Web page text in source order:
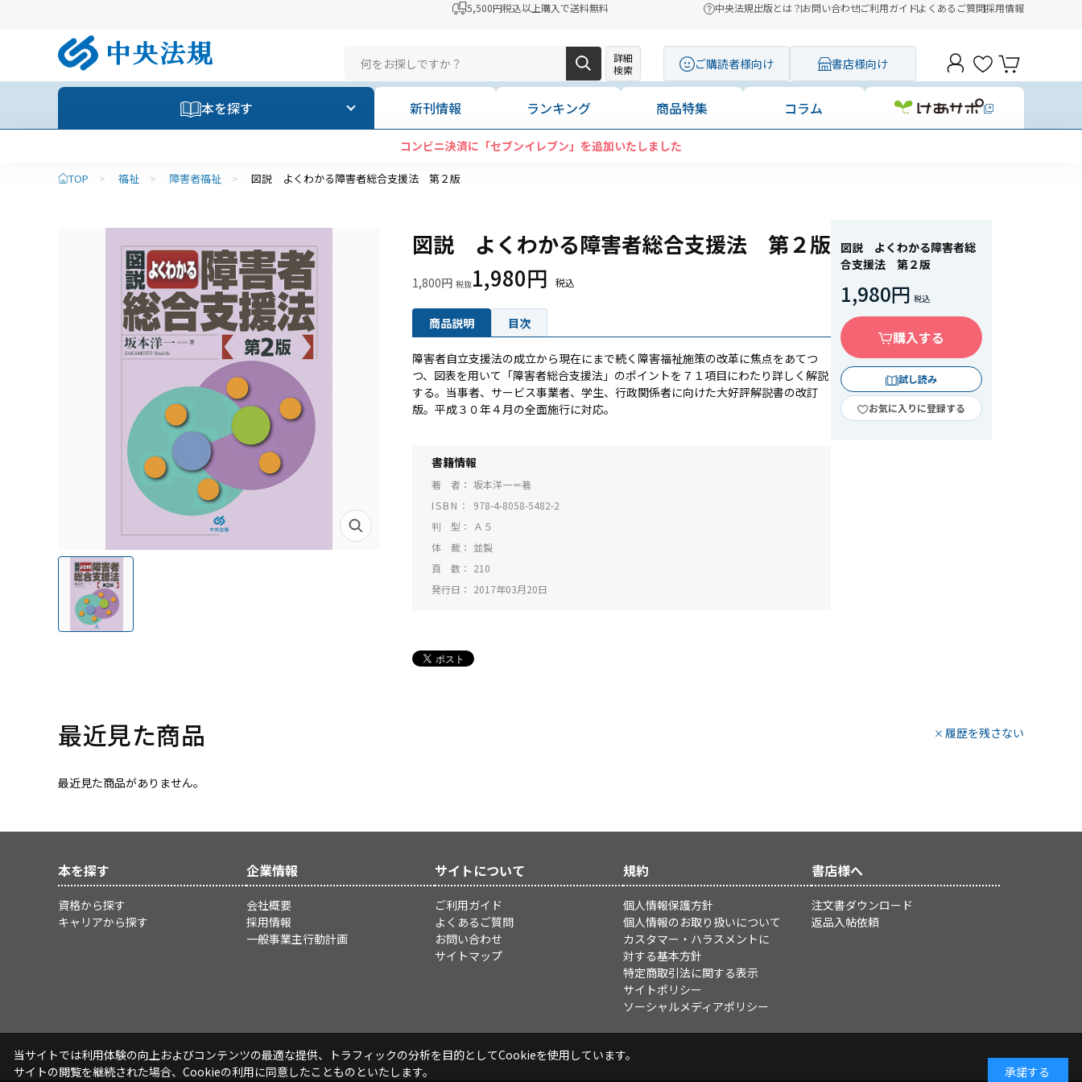
5,500円税込以上購入で送料無料 中央法規出版とは？お問い合わせご利用ガイドよくあるご質問採用情報
詳細
検索
ご購読者様向け 書店様向け
本を探す 新刊情報 ランキング 商品特集 コラム
コンビニ決済に「セブンイレブン」を追加いたしました
TOP > 福祉 > 障害者福祉 > 図説 よくわかる障害者総合支援法 第２版
図説 よくわかる障害者総合支援法 第２版
1,800円 1,980円
商品説明 目次
障害者自立支援法の成立から現在にまで続く障害福祉施策の改革に焦点をあてつ
つ、図表を用いて「障害者総合支援法」のポイントを７１項目にわたり詳しく解説
する。当事者、サービス事業者、学生、行政関係者に向けた大好評解説書の改訂
版。平成３０年４月の全面施行に対応。
書籍情報
著 者
坂本洋一＝著
ISBN
978-4-8058-5482-2
判 型
Ａ５
体 裁
並製
頁 数
210
発行日
2017年03月20日
図説 よくわかる障害者総
合支援法 第２版
1,980円
購入する
試し読み
お気に入りに登録する
最近見た商品
最近見た商品がありません。
履歴を残さない
本を探す
資格から探す
キャリアから探す
企業情報
会社概要
採用情報
一般事業主行動計画
サイトについて
ご利用ガイド
よくあるご質問
お問い合わせ
サイトマップ
規約
個人情報保護方針
個人情報のお取り扱いについて
カスタマー・ハラスメントに
対する基本方針
特定商取引法に関する表示
サイトポリシー
ソーシャルメディアポリシー
書店様へ
注文書ダウンロード
返品入帖依頼
当サイトでは利用体験の向上およびコンテンツの最適な提供、トラフィックの分析を目的としてCookieを使用しています。
サイトの閲覧を継続された場合、Cookieの利用に同意したことものといたします。
承諾する